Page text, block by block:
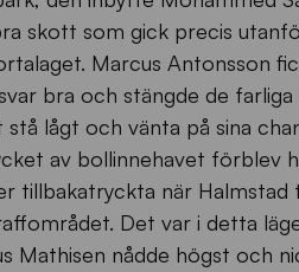
skott som gick precis
Marcus Antonsson
bra och stängde de
lågt och vänta på sina
av bollinnehavet förblev
tillbakatryckta när Halmstad
Det var i detta
Mathisen nådde högst och